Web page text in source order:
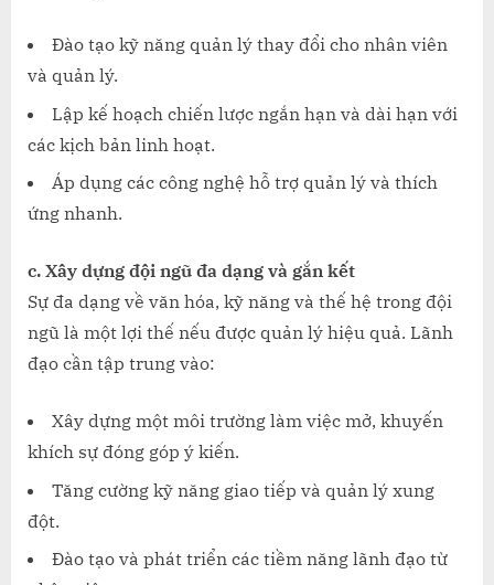
Đào tạo kỹ năng quản lý thay đổi cho nhân viên
và quản lý.
Lập kế hoạch chiến lược ngắn hạn và dài hạn với
các kịch bản linh hoạt.
Áp dụng các công nghệ hỗ trợ quản lý và thích
ứng nhanh.
c. Xây dựng đội ngũ đa dạng và gắn kết
Sự đa dạng về văn hóa, kỹ năng và thế hệ trong đội
ngũ là một lợi thế nếu được quản lý hiệu quả. Lãnh
đạo cần tập trung vào:
Xây dựng một môi trường làm việc mở, khuyến
khích sự đóng góp ý kiến.
Tăng cường kỹ năng giao tiếp và quản lý xung
đột.
Đào tạo và phát triển các tiềm năng lãnh đạo từ